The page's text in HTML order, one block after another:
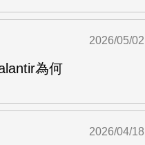
為何
2026/05/02
2026/04/18